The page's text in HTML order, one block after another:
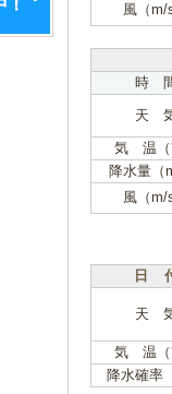
風（m/
時
天
気 温
降水量（
風（m/
日
天
気 温
降水確率